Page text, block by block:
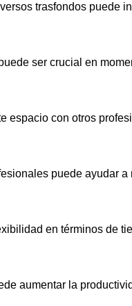
trasfondos puede
ser crucial en
espacio con otros
puede ayudar
en términos de
aumentar la